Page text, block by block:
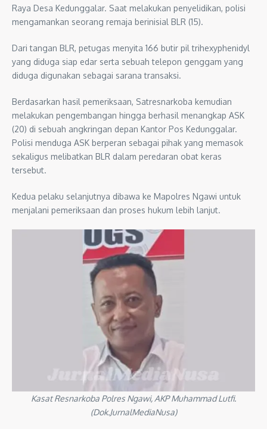
Raya Desa Kedunggalar. Saat melakukan penyelidikan, polisi
mengamankan seorang remaja berinisial BLR (15).
Dari tangan BLR, petugas menyita 166 butir pil trihexyphenidyl
yang diduga siap edar serta sebuah telepon genggam yang
diduga digunakan sebagai sarana transaksi.
Berdasarkan hasil pemeriksaan, Satresnarkoba kemudian
melakukan pengembangan hingga berhasil menangkap ASK
(20) di sebuah angkringan depan Kantor Pos Kedunggalar.
Polisi menduga ASK berperan sebagai pihak yang memasok
sekaligus melibatkan BLR dalam peredaran obat keras
tersebut.
Kedua pelaku selanjutnya dibawa ke Mapolres Ngawi untuk
menjalani pemeriksaan dan proses hukum lebih lanjut.
Kasat Resnarkoba Polres Ngawi, AKP Muhammad Lutfi.
(Dok.JurnalMediaNusa)